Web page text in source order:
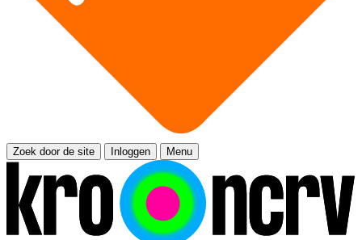
Zoek door de site Inloggen Menu